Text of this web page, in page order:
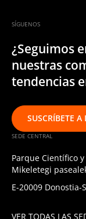
SÍGUENOS
¿Seguimos
nuestras
tendencias
SUSCRÍBETE
SEDE CENTRAL
Parque Científico
Mikeletegi
E-20009 Donostia-
VER TODAS LAS